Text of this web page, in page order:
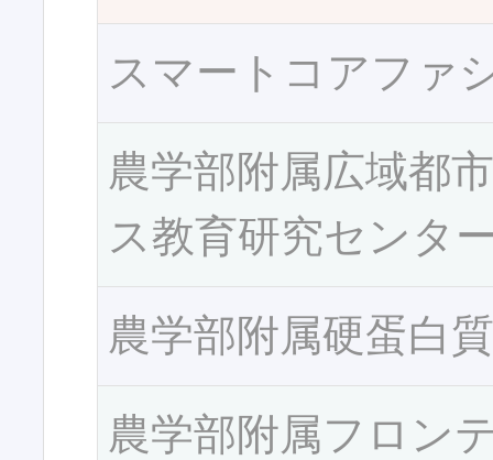
スマートコアファ
農学部附属広域都
ス教育研究センタ
農学部附属硬蛋白
農学部附属フロン